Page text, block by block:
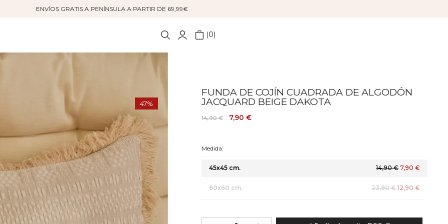
ENVÍOS GRATIS A PENÍNSULA A PARTIR DE 69,99€
0
47%
FUNDA DE COJÍN CUADRADA DE ALGODÓN
JACQUARD BEIGE DAKOTA
14,90 € 7,90 €
Medida:
45x45 cm. 14,90 € 7,90 €
60x60 cm. 23,90 € 12,90 €